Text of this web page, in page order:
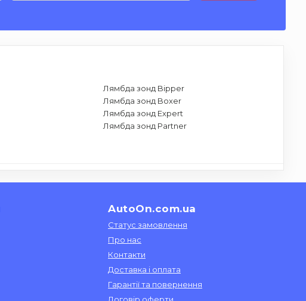
Лямбда зонд Bipper
Лямбда зонд Boxer
Лямбда зонд Expert
Лямбда зонд Partner
AutoOn.com.ua
Статус замовлення
Про нас
Контакти
Доставка і оплата
Гарантії та повернення
Договір оферти